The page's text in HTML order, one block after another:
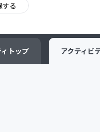
Good
する
トップ アクティビ